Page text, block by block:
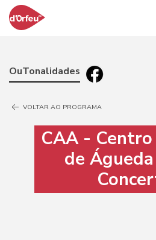
OuTonalidades
VOLTAR AO PROGRAMA
CAA -
de